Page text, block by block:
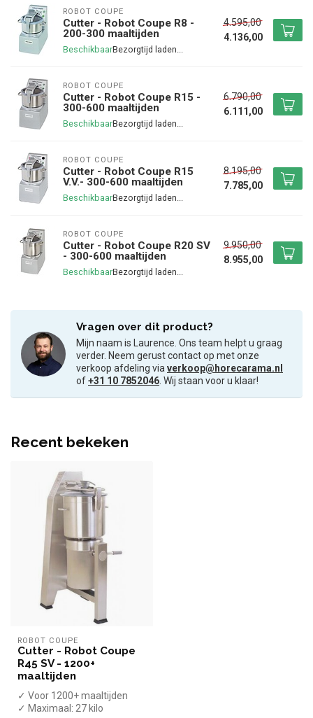
ROBOT COUPE
Cutter - Robot Coupe R8 -
200-300 maaltijden
Beschikbaar
4.595,00
4.136,00
ROBOT COUPE
Cutter - Robot Coupe R15 -
300-600 maaltijden
Beschikbaar
6.790,00
6.111,00
ROBOT COUPE
Cutter - Robot Coupe R15
V.V.- 300-600 maaltijden
Beschikbaar
8.195,00
7.785,00
ROBOT COUPE
Cutter - Robot Coupe R20 SV
- 300-600 maaltijden
Beschikbaar
9.950,00
8.955,00
Vragen over dit product?
Mijn naam is Laurence. Ons team helpt u graag
verder. Neem gerust contact op met onze
verkoop afdeling viaverkoop@horecarama.nl
of+31 10 7852046. Wij staan voor u klaar!
Recent bekeken
ROBOT COUPE
Cutter - Robot Coupe
R45 SV - 1200+
maaltijden
✓ Voor 1200+ maaltijden
✓ Maximaal: 27 kilo